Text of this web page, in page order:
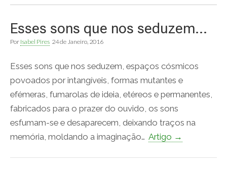
Esses sons que nos seduzem…
Por Isabel Pires 24 de Janeiro, 2016
Esses sons que nos seduzem, espaços cósmicos
povoados por intangíveis, formas mutantes e
efémeras, fumarolas de ideia, etéreos e permanentes,
fabricados para o prazer do ouvido, os sons
esfumam-se e desaparecem, deixando traços na
memória, moldando a imaginação… Artigo →